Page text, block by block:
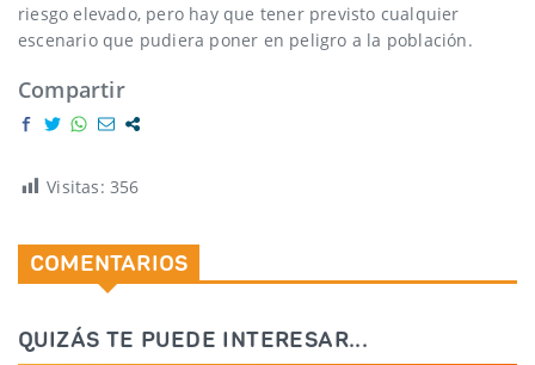
riesgo elevado, pero hay que tener previsto cualquier
escenario que pudiera poner en peligro a la población.
Compartir
Visitas: 356
COMENTARIOS
QUIZÁS TE PUEDE INTERESAR...